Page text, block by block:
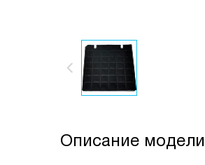
Описание модели